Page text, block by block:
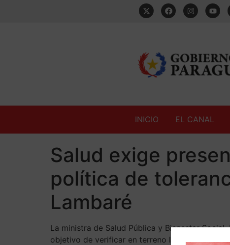
INICIO EL CANAL
Salud exige
política de
Lambaré
La ministra de Salud Pública y Bienestar
objetivo de verificar en terreno las